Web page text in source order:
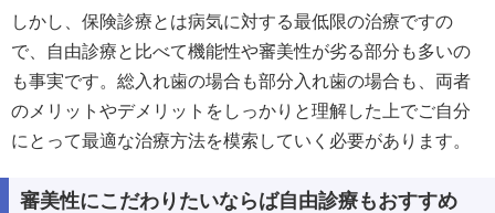
しかし、保険診療とは病気に対する最低限の治療ですの
で、自由診療と比べて機能性や審美性が劣る部分も多いの
も事実です。総入れ歯の場合も部分入れ歯の場合も、両者
のメリットやデメリットをしっかりと理解した上でご自分
にとって最適な治療方法を模索していく必要があります。
審美性にこだわりたいならば自由診療もおすすめ